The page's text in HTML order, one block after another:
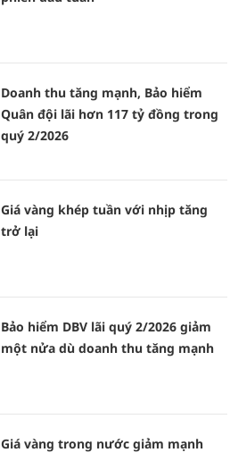
Doanh thu tăng mạnh, Bảo hiểm
Quân đội lãi hơn 117 tỷ đồng trong
quý 2/2026
Giá vàng khép tuần với nhịp tăng
trở lại
Bảo hiểm DBV lãi quý 2/2026 giảm
một nửa dù doanh thu tăng mạnh
Giá vàng trong nước giảm mạnh